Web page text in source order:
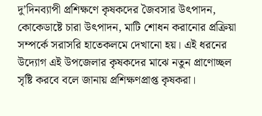
দু’দিনব্যাপী প্রশিক্ষণে কৃষকদের জৈবসার উৎপাদন,
কোকেডাষ্টে চারা উৎপাদন, মাটি শোধন করানোর প্রক্রিয়া
সম্পর্কে সরাসরি হাতেকলমে দেখানো হয়। এই ধরনের
উদ্যোগ এই উপজেলার কৃষকদের মাঝে নতুন প্রাণোচ্ছল
সৃষ্টি করবে বলে জানায় প্রশিক্ষণপ্রাপ্ত কৃষকরা।